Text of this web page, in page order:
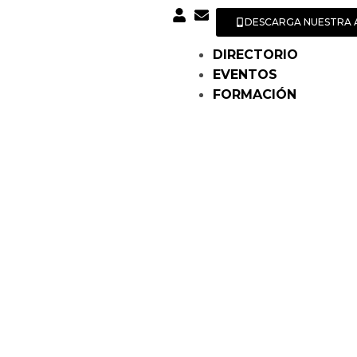
DESCARGA NUESTRA
DIRECTORIO
EVENTOS
FORMACIÓN